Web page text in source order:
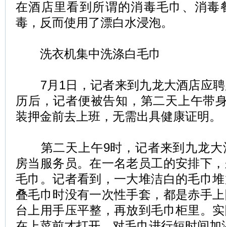
在酒店里看到所谓的消毒毛巾、消毒
毒，反而使用了漂白水浸泡。
洗衣机集中洗涤白毛巾
7月1日，记者来到九龙大酒店应聘
历后，记者便被告知，第二天上午带
装押金前去上班，无需出具健康证明。
第二天上午9时，记者来到九龙大
房当服务员。在一名老员工的安排下
毛巾。记者看到，一大堆洁白的毛巾
叠毛巾时没有一次性手套，都是赤手
台上用手压平整，再放到毛巾柜里。